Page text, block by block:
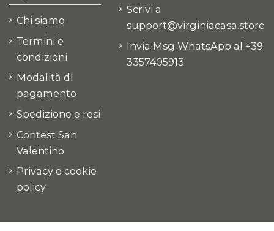
Chi siamo
Termini e
condizioni
Modalità di
pagamento
Spedizione e resi
Contest San
Valentino
Privacy e cookie
policy
Scrivi a
support@virginiacasa.store
Invia Msg WhatsApp al +39
3357405913